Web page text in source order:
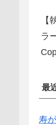
【
ラ
最
寿